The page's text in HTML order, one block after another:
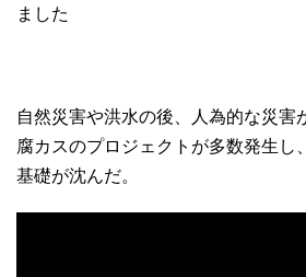
ました
自然災害や洪水の後、人為的な災害
腐カスのプロジェクトが多数発生し
基礎が沈んだ。